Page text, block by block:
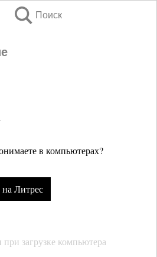
Поиск
в компьютерах?
Литрес
загрузке компьютера